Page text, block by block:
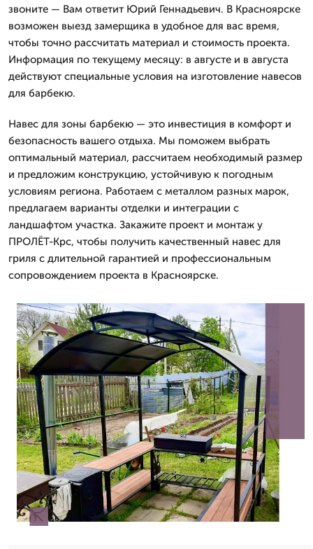
звоните — Вам ответит Юрий Геннадьевич. В Красноярске
возможен выезд замерщика в удобное для вас время,
чтобы точно рассчитать материал и стоимость проекта.
Информация по текущему месяцу: в августе и в августа
действуют специальные условия на изготовление навесов
для барбекю.
Навес для зоны барбекю — это инвестиция в комфорт и
безопасность вашего отдыха. Мы поможем выбрать
оптимальный материал, рассчитаем необходимый размер
и предложим конструкцию, устойчивую к погодным
условиям региона. Работаем с металлом разных марок,
предлагаем варианты отделки и интеграции с
ландшафтом участка. Закажите проект и монтаж у
ПРОЛЁТ-Крс, чтобы получить качественный навес для
гриля с длительной гарантией и профессиональным
сопровождением проекта в Красноярске.